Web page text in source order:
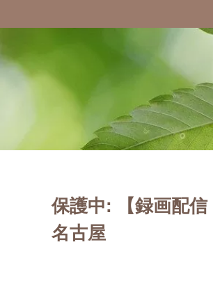
保護中: 【録画配
名古屋